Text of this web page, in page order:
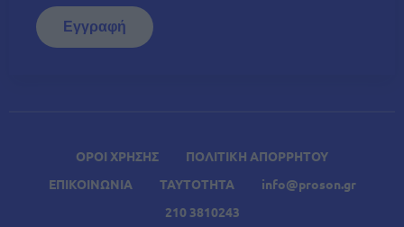
ΟΡΟΙ ΧΡΗΣΗΣ
ΠΟΛΙΤΙΚΗ ΑΠΟΡΡΗΤΟΥ
ΕΠΙΚΟΙΝΩΝΙΑ
ΤΑΥΤΟΤΗΤΑ
info@proson.gr
210 3810243